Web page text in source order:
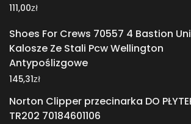
111,00zł
Shoes For Crews 70557 4 Bastion
Kalosze Ze Stali Pcw Wellington
Antypoślizgowe
145,31zł
Norton Clipper przecinarka DO
TR202 70184601106